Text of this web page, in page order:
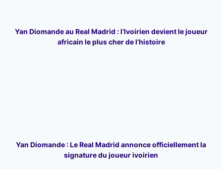
Yan Diomande au Real Madrid : l’Ivoirien devient le joueur
africain le plus cher de l’histoire
Yan Diomande : Le Real Madrid annonce officiellement la
signature du joueur ivoirien